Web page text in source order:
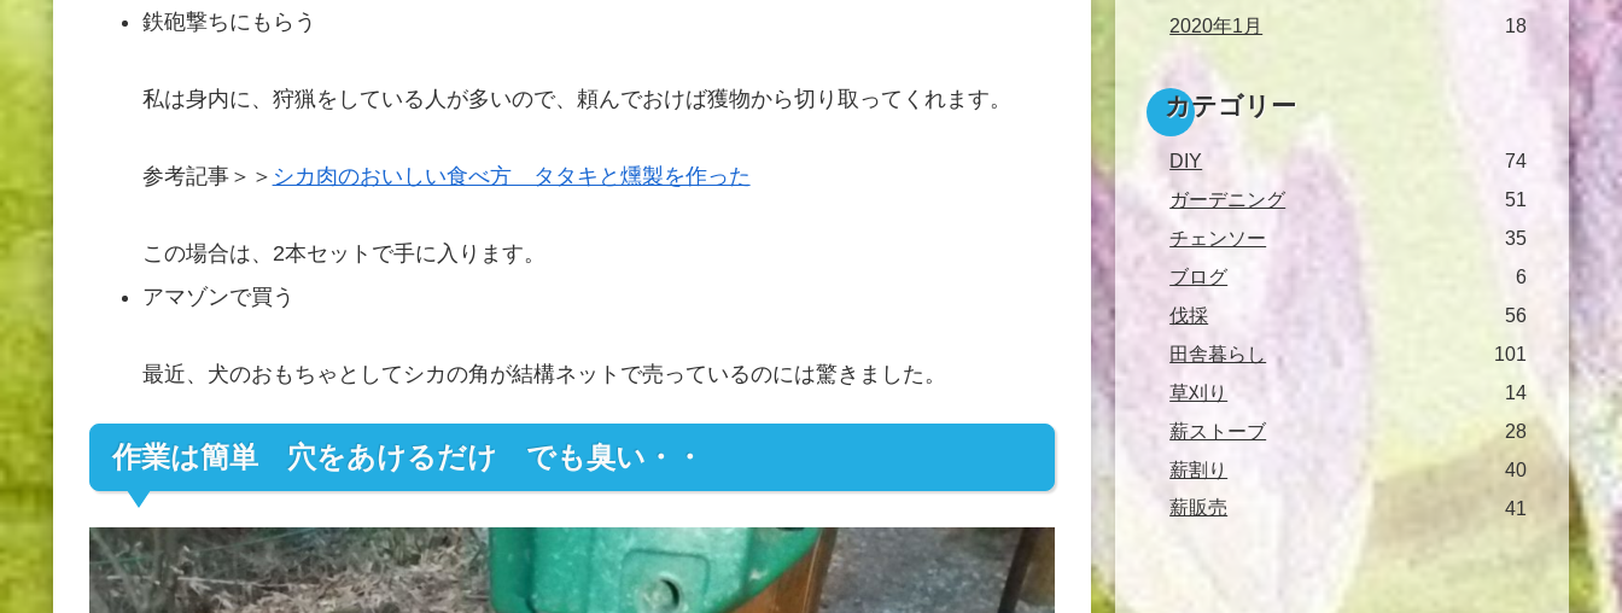
鉄砲撃ちにもらう
私は身内に、狩猟をしている人が多いので、頼んでおけば獲物から切り取ってくれます。
参考記事＞＞ シカ肉のおいしい食べ方 タタキと燻製を作った
この場合は、2本セットで手に入ります。
アマゾンで買う
最近、犬のおもちゃとしてシカの角が結構ネットで売っているのには驚きました。
作業は簡単 穴をあけるだけ でも臭い・・
2020年1月
18
カテゴリー
DIY
74
ガーデニング
51
チェンソー
35
ブログ
6
伐採
56
田舎暮らし
101
草刈り
14
薪ストーブ
28
薪割り
40
薪販売
41